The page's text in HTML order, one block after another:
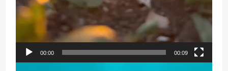
00:00 00:09
Reproductor